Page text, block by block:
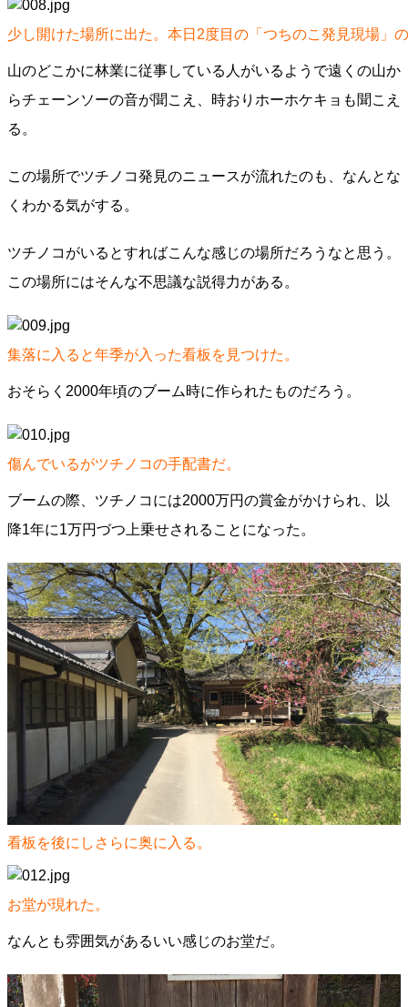
少し開けた場所に出た。本日2度目の「つちのこ発見現場」
山のどこかに林業に従事している人がいるようで遠くの山か
らチェーンソーの音が聞こえ、時おりホーホケキョも聞こえ
る。
この場所でツチノコ発見のニュースが流れたのも、なんとな
くわかる気がする。
ツチノコがいるとすればこんな感じの場所だろうなと思う。
この場所にはそんな不思議な説得力がある。
集落に入ると年季が入った看板を見つけた。
おそらく2000年頃のブーム時に作られたものだろう。
傷んでいるがツチノコの手配書だ。
ブームの際、ツチノコには2000万円の賞金がかけられ、以
降1年に1万円づつ上乗せされることになった。
看板を後にしさらに奥に入る。
お堂が現れた。
なんとも雰囲気があるいい感じのお堂だ。